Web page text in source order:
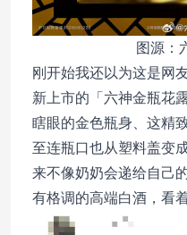
图源：
刚开始我还以为这是网
新上市的「六神金瓶花
瞎眼的金色瓶身、这精
至连瓶口也从塑料盖变
来不像奶奶会递给自己
有格调的高端白酒，看